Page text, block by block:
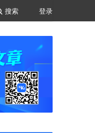
登录
搜索